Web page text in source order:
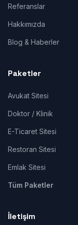
Referanslar
Hakkımızda
Blog & Haberler
Paketler
Avukat Sitesi
Doktor / Klinik
E-Ticaret Sitesi
Restoran Sitesi
Emlak Sitesi
Tüm Paketler
İletişim